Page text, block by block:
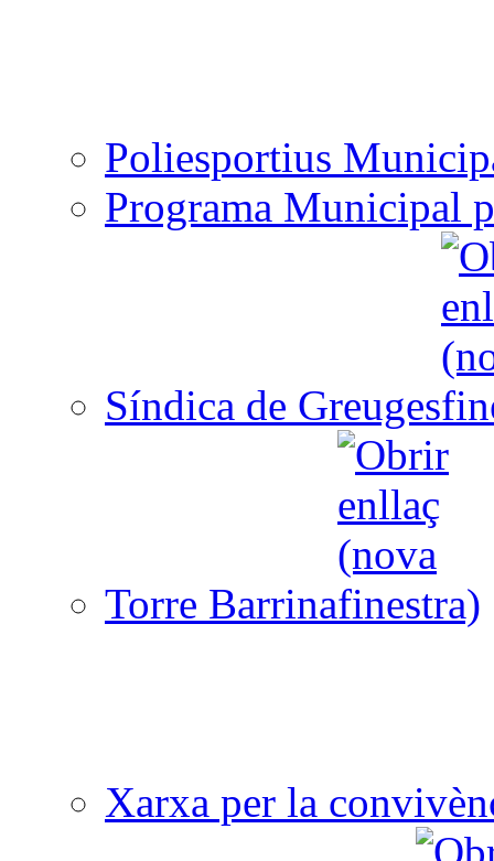
Poliesportius
Programa Municipal
Síndica de Greuges
Torre Barrina
Xarxa per la